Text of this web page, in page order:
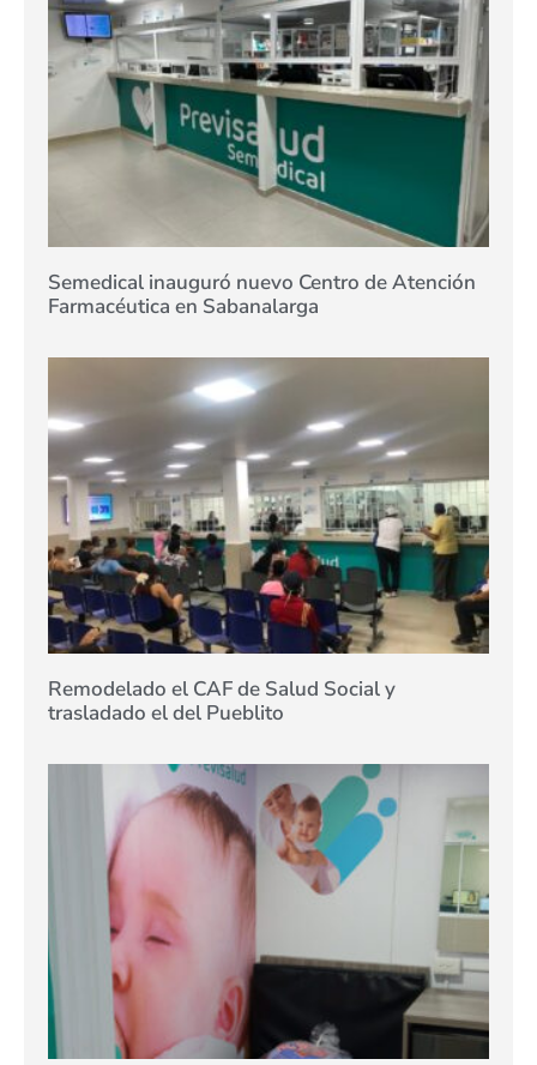
Semedical inauguró nuevo Centro de Atención
Farmacéutica en Sabanalarga
Remodelado el CAF de Salud Social y
trasladado el del Pueblito